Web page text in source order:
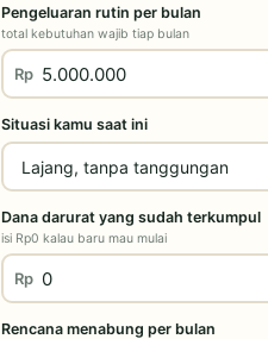
Pengeluaran rutin per bulan
total kebutuhan wajib tiap bulan
Rp
Situasi kamu saat ini
Dana darurat yang sudah terkumpul
isi Rp0 kalau baru mau mulai
Rp
Rencana menabung per bulan